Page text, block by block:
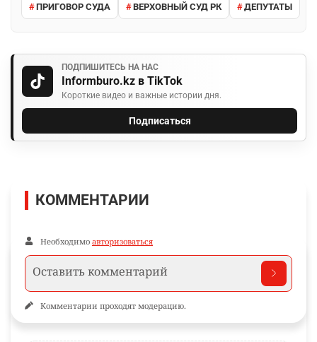
ПРИГОВОР СУДА ВЕРХОВНЫЙ СУД РК ДЕПУТАТЫ
ПОДПИШИТЕСЬ НА НАС
Informburo.kz в TikTok
Короткие видео и важные истории дня.
Подписаться
КОММЕНТАРИИ
Необходимо авторизоваться
Комментарии проходят модерацию.